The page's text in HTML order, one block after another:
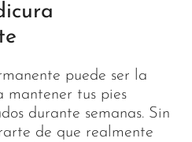
puede ser la
mantener tus pies
durante semanas. Sin
de que realmente